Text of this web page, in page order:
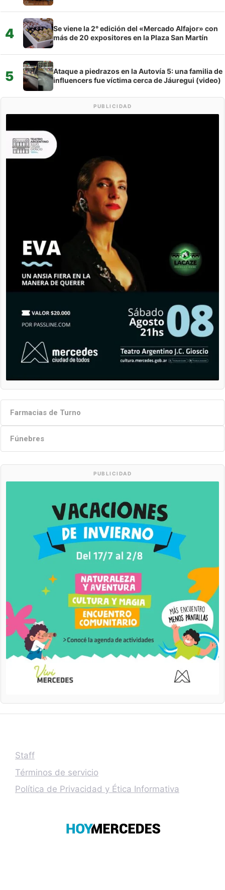
4
Se viene la 2° edición del «Mercado Alfajor» con
más de 20 expositores en la Plaza San Martín
5
Ataque a piedrazos en la Autovía 5: una familia de
influencers fue víctima cerca de Jáuregui (video)
PUBLICIDAD
Farmacias de Turno
Fúnebres
PUBLICIDAD
Staff
Términos de servicio
Política de Privacidad y Ética Informativa